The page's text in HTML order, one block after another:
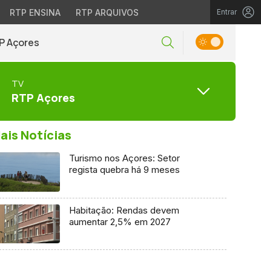
RTP ENSINA RTP ARQUIVOS Entrar
Açores
TV
RTP Açores
Notícias
Turismo nos Açores: Setor
regista quebra há 9 meses
Habitação: Rendas devem
aumentar 2,5% em 2027